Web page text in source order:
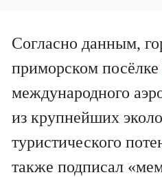
Согласно данным,
приморском посёлке
международного
из крупнейших
туристического
также подписал